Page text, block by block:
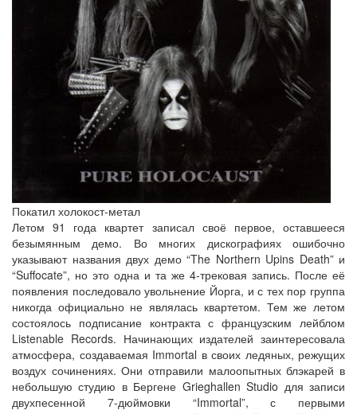
Покатил холокост-метал
Летом 91 года квартет записал своё первое, оставшееся
безымянным демо. Во многих дискографиях ошибочно
указывают названия двух демо “The Northern Upins Death” и
“Suffocate”, но это одна и та же 4-трековая запись. После её
появления последовало увольнение Йорга, и с тех пор группа
никогда официально не являлась квартетом. Тем же летом
состоялось подписание контракта с французским лейблом
Listenable Records. Начинающих издателей заинтересовала
атмосфера, создаваемая Immortal в своих ледяных, режущих
воздух сочинениях. Они отправили малоопытных блэкарей в
небольшую студию в Бергене Grieghallen Studio для записи
двухпесенной 7-дюймовки “Immortal”, с первыми